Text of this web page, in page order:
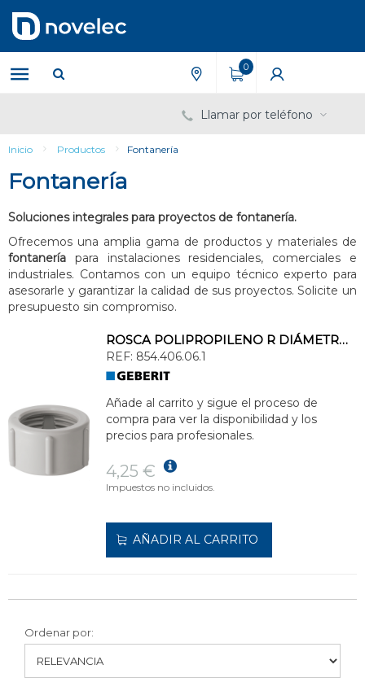
contenido
menú
de
navegación
0
Llamar por teléfono
Inicio Productos Fontanería
Fontanería
Soluciones integrales para proyectos de fontanería.
Ofrecemos una amplia gama de productos y materiales de
fontanería para instalaciones residenciales, comerciales e
industriales. Contamos con un equipo técnico experto para
asesorarle y garantizar la calidad de sus proyectos. Solicite un
presupuesto sin compromiso.
ROSCA POLIPROPILENO R DIÁMETRO 40x1/8''
REF: 854.406.06.1
Añade al carrito y sigue el proceso de
compra para ver la disponibilidad y los
precios para profesionales.
4,25 €
Impuestos no incluidos.
AÑADIR AL CARRITO
Ordenar por: